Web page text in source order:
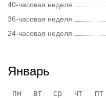
40-часовая неделя
36-часовая неделя
24-часовая неделя
Январь
пн вт ср чт пт